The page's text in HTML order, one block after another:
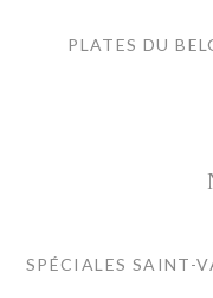
PLATES DU
SPÉCIALES SAINT-